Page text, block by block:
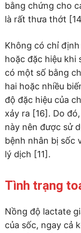
bằng chứng cho
là rất thưa thớt
Không có chỉ
hoặc đặc hiệu khi
có một số bằng
hai hoặc nhiều
độ đặc hiệu của
xảy ra [16]. Do
này nên được sử
bệnh nhân bị sốc
lý dịch [11].
Tình trạng
Nồng độ lactate
của sốc, ngay cả